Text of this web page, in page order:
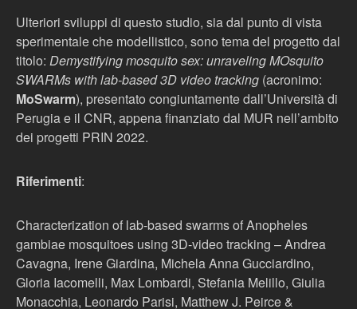
Ulteriori sviluppi di questo studio, sia dal punto di vista
sperimentale che modellistico, sono tema del progetto dal
titolo: Demystifying mosquito sex: unraveling MOsquito
SWARMs with lab-based 3D video tracking (acronimo:
MoSwarm), presentato congiuntamente dall’Università di
Perugia e il CNR, appena finanziato dal MUR nell’ambito
dei progetti PRIN 2022.
Riferimenti:
Characterization of lab‐based swarms of Anopheles
gambiae mosquitoes using 3D‐video tracking – Andrea
Cavagna, Irene Giardina, Michela Anna Gucciardino,
Gloria Iacomelli, Max Lombardi, Stefania Melillo, Giulia
Monacchia, Leonardo Parisi, Matthew J. Peirce &